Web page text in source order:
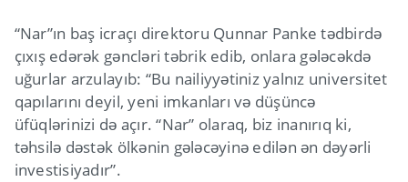
“Nar”ın baş icraçı direktoru Qunnar Panke tədbirdə
çıxış edərək gəncləri təbrik edib, onlara gələcəkdə
uğurlar arzulayıb: “Bu nailiyyətiniz yalnız universitet
qapılarını deyil, yeni imkanları və düşüncə
üfüqlərinizi də açır. “Nar” olaraq, biz inanırıq ki,
təhsilə dəstək ölkənin gələcəyinə edilən ən dəyərli
investisiyadır”.